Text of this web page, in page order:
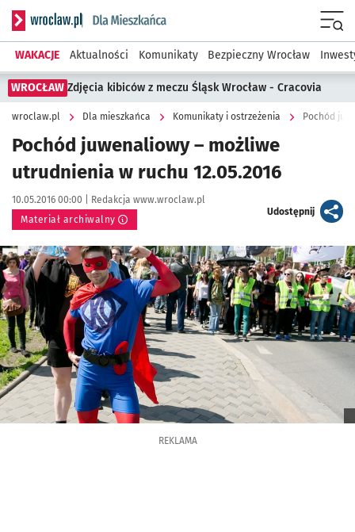
Serwis informacyjny wroclaw.pl podserwis: Dla mieszkańca
WAKACJE Aktualności Komunikaty Bezpieczny Wrocław
WROCŁAW Zdjęcia kibiców z meczu Śląsk Wrocław - Cracovia
wroclaw.pl Dla mieszkańca Komunikaty i ostrzeżenia Pochód
Pochód juwenaliowy – możliwe
utrudnienia w ruchu 12.05.2016
Data publikacji:
10.05.2016 00:00 | Autor:
Redakcja www.wroclaw.pl
Materiał archiwalny
Udostępnijartykuł
Kliknij, aby powiększyć
REKLAMA